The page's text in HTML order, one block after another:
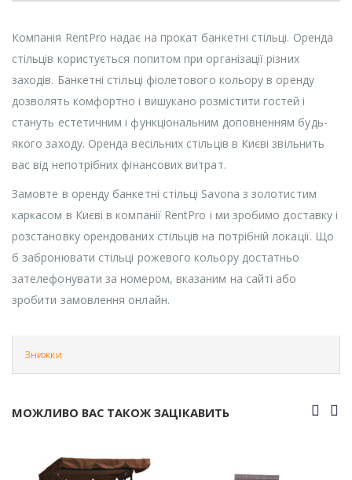
Компанія RentPro надає на прокат банкетні стільці. Оренда
стільців користується попитом при організації різних
заходів. Банкетні стільці фіолетового кольору в оренду
дозволять комфортно і вишукано розмістити гостей і
стануть естетичним і функціональним доповненням будь-
якого заходу. Оренда весільних стільців в Києві звільнить
вас від непотрібних фінансових витрат.
Замовте в оренду банкетні стільці Savona з золотистим
каркасом в Києві в компанії RentPro і ми зробимо доставку і
розстановку орендованих стільців на потрібній локації. Що
б забронювати стільці рожевого кольору достатньо
зателефонувати за номером, вказаним на сайті або
зробити замовлення онлайн.
Знижки
МОЖЛИВО ВАС ТАКОЖ ЗАЦІКАВИТЬ